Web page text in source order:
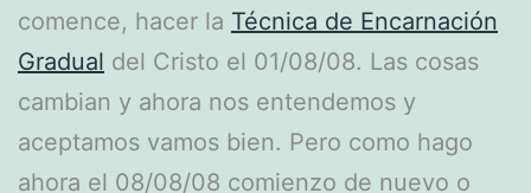
comence, hacer la Técnica de Encarnación
Gradual del Cristo el 01/08/08. Las cosas
cambian y ahora nos entendemos y
aceptamos vamos bien. Pero como hago
ahora el 08/08/08 comienzo de nuevo o